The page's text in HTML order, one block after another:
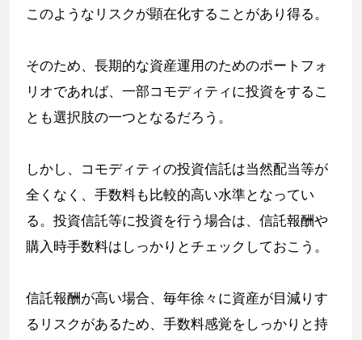
このようなリスクが顕在化することがあり得る。
そのため、長期的な資産運用のためのポートフォ
リオであれば、一部コモディティに投資をするこ
とも選択肢の一つとなるだろう。
しかし、コモディティの投資信託は当然配当等が
全くなく、手数料も比較的高い水準となってい
る。投資信託等に投資を行う場合は、信託報酬や
購入時手数料はしっかりとチェックしておこう。
信託報酬が高い場合、毎年徐々に資産が目減りす
るリスクがあるため、手数料感覚をしっかりと持